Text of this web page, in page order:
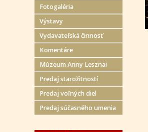
Fotogaléria
Výstavy
Vydavateľská činnosť
Komentáre
Múzeum Anny Lesznai
Predaj starožitností
Predaj voľných diel
Predaj súčasného umenia